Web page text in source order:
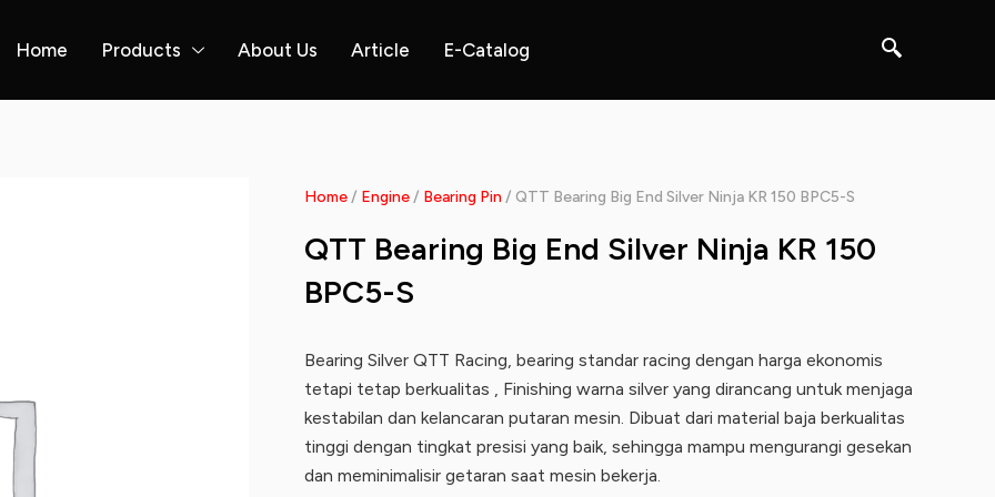
Home Products About Us Article E-Catalog
Home/ Engine/ Bearing Pin / QTT Bearing Big End Silver Ninja KR 150 BPC5-S
QTT Bearing Big End Silver Ninja KR 150
BPC5-S
Bearing Silver QTT Racing, bearing standar racing dengan harga ekonomis
tetapi tetap berkualitas , Finishing warna silver yang dirancang untuk menjaga
kestabilan dan kelancaran putaran mesin. Dibuat dari material baja berkualitas
tinggi dengan tingkat presisi yang baik, sehingga mampu mengurangi gesekan
dan meminimalisir getaran saat mesin bekerja.